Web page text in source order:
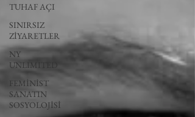
TUHAF AÇI
SINIRSIZ
ZİYARETLER
NY
UNLIMITED
FEMİNİST
SANATIN
SOSYOLOJİSİ